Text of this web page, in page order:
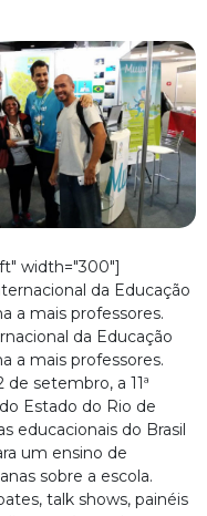
width="300"]
da Educação
a mais professores.
setembro, a 11ª
Estado do Rio de
educacionais do Brasil
um ensino de
sobre a escola.
talk shows, painéis